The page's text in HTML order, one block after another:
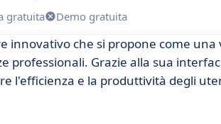
gratuita Demo gratuita
innovativo che si propone come
professionali. Grazie alla sua
l'efficienza e la produttività degli